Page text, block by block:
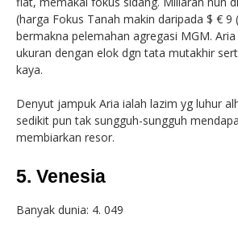
(harga Fokus Tanah makin daripada $ € 9
bermakna pelemahan agregasi MGM.
ukuran dengan elok dgn tata mutakhir
kaya.
Denyut jampuk Aria ialah lazim yg luhur
sedikit pun tak sungguh-sungguh
membiarkan resor.
5. Venesia
Banyak dunia: 4. 049